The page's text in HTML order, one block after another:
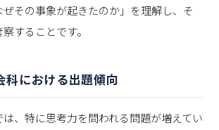
その事象が起きたのか」を理解し、そ
することです。
科における出題傾向
、特に思考力を問われる問題が増えてい